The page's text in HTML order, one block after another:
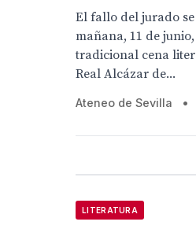
El fallo del jurado
mañana, 11 de
tradicional cena
Real Alcázar de...
Ateneo de Sevilla •
LITERATURA